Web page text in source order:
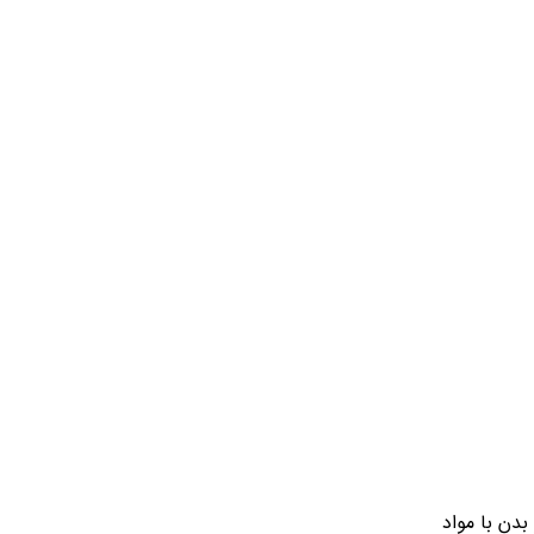
با مواد